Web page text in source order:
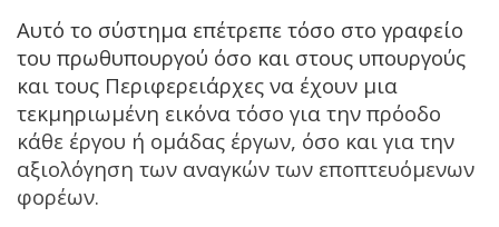
Αυτό το σύστημα επέτρεπε τόσο στο γραφείο
του πρωθυπουργού όσο και στους υπουργούς
και τους Περιφερειάρχες να έχουν μια
τεκμηριωμένη εικόνα τόσο για την πρόοδο
κάθε έργου ή ομάδας έργων, όσο και για την
αξιολόγηση των αναγκών των εποπτευόμενων
φορέων.